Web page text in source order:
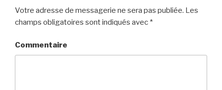
Votre adresse de messagerie ne sera pas publiée. Les
champs obligatoires sont indiqués avec *
Commentaire